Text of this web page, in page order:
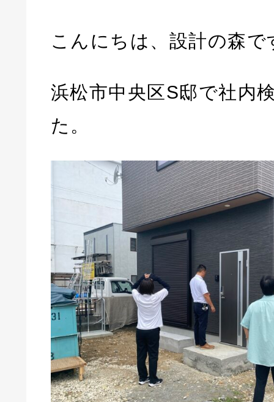
こんにちは、設計の森で
浜松市中央区S邸で社内
た。